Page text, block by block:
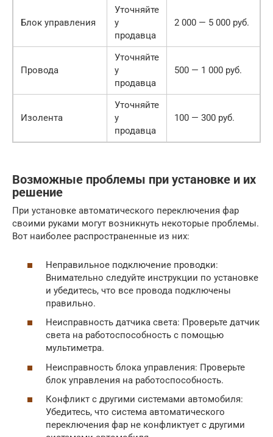
Блок управления
Уточняйте
у
продавца
2 000 — 5 000 руб.
Провода
Уточняйте
у
продавца
500 — 1 000 руб.
Изолента
Уточняйте
у
продавца
100 — 300 руб.
Возможные проблемы при установке и их
решение
При установке автоматического переключения фар
своими руками могут возникнуть некоторые проблемы.
Вот наиболее распространенные из них:
Неправильное подключение проводки:
Внимательно следуйте инструкции по установке
и убедитесь, что все провода подключены
правильно.
Неисправность датчика света: Проверьте датчик
света на работоспособность с помощью
мультиметра.
Неисправность блока управления: Проверьте
блок управления на работоспособность.
Конфликт с другими системами автомобиля:
Убедитесь, что система автоматического
переключения фар не конфликтует с другими